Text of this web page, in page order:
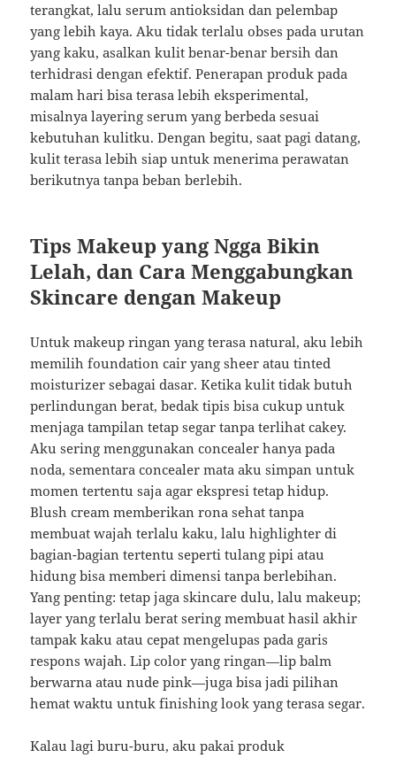
terangkat, lalu serum antioksidan dan pelembap
yang lebih kaya. Aku tidak terlalu obses pada urutan
yang kaku, asalkan kulit benar-benar bersih dan
terhidrasi dengan efektif. Penerapan produk pada
malam hari bisa terasa lebih eksperimental,
misalnya layering serum yang berbeda sesuai
kebutuhan kulitku. Dengan begitu, saat pagi datang,
kulit terasa lebih siap untuk menerima perawatan
berikutnya tanpa beban berlebih.
Tips Makeup yang Ngga Bikin
Lelah, dan Cara Menggabungkan
Skincare dengan Makeup
Untuk makeup ringan yang terasa natural, aku lebih
memilih foundation cair yang sheer atau tinted
moisturizer sebagai dasar. Ketika kulit tidak butuh
perlindungan berat, bedak tipis bisa cukup untuk
menjaga tampilan tetap segar tanpa terlihat cakey.
Aku sering menggunakan concealer hanya pada
noda, sementara concealer mata aku simpan untuk
momen tertentu saja agar ekspresi tetap hidup.
Blush cream memberikan rona sehat tanpa
membuat wajah terlalu kaku, lalu highlighter di
bagian-bagian tertentu seperti tulang pipi atau
hidung bisa memberi dimensi tanpa berlebihan.
Yang penting: tetap jaga skincare dulu, lalu makeup;
layer yang terlalu berat sering membuat hasil akhir
tampak kaku atau cepat mengelupas pada garis
respons wajah. Lip color yang ringan—lip balm
berwarna atau nude pink—juga bisa jadi pilihan
hemat waktu untuk finishing look yang terasa segar.
Kalau lagi buru-buru, aku pakai produk